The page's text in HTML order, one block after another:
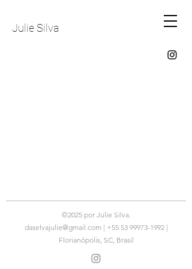
Julie Silva
©2025 por Julie Silva.
daselvajulie@gmail.com| +55 53 99973-1992|
Florianópolis, SC, Brasil